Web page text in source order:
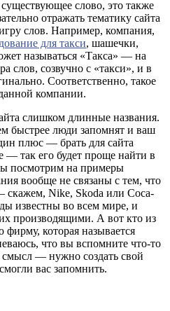
слово, это также
отражать тематику сайта
слов. Например, компания,
для такси, шашечки,
называться «Такса» — на
слов, созвучно с «такси», и в
Соответственно, такое
компании.
слишком длинные названия.
быстрее люди запомнят и ваш
плюс — брать для сайта
— так его будет проще найти в
посмотрим на примеры
вообще не связаны с тем, что
Nike, Skoda или Coca-
известны во всем мире, и
производящими. А вот кто из
фирму, которая называется
что вы вспомните что-то
— нужно создать свой
вас запомнить.